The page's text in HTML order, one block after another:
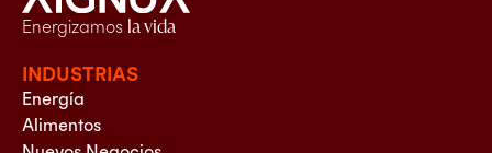
Energizamos la vida
INDUSTRIAS
Energía
Alimentos